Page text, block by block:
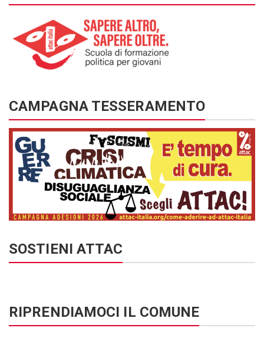
CAMPAGNA TESSERAMENTO
SOSTIENI ATTAC
RIPRENDIAMOCI IL COMUNE